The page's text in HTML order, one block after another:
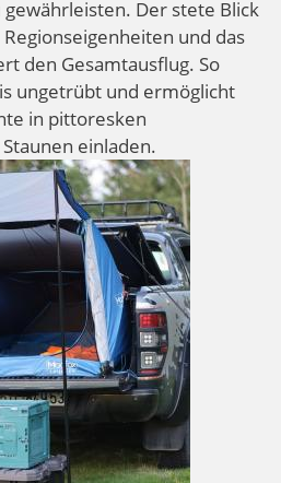
Der stete Blick
und das
den Gesamtausflug. So
ungetrübt und ermöglicht
in pittoresken
einladen.